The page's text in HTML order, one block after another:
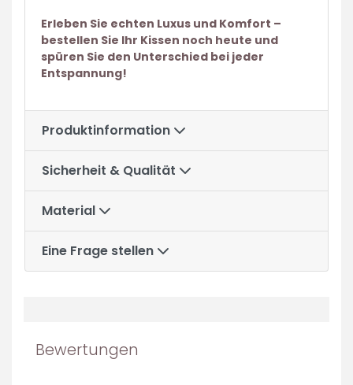
Erleben Sie echten Luxus und Komfort –
bestellen Sie Ihr Kissen noch heute und
spüren Sie den Unterschied bei jeder
Entspannung!
Produktinformation
Sicherheit & Qualität
Material
Eine Frage stellen
Bewertungen